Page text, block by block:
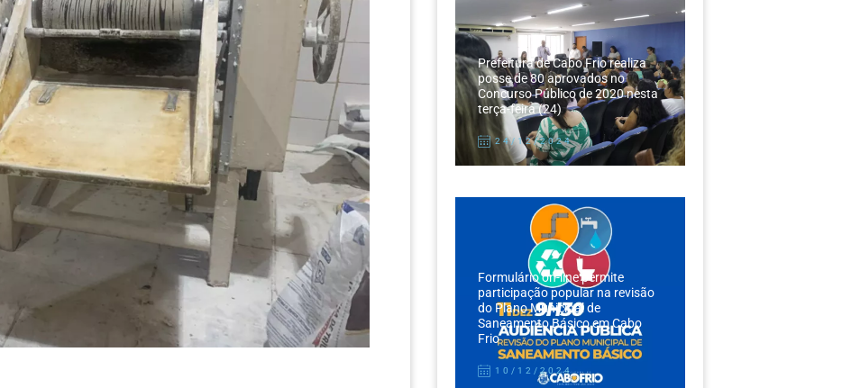
Prefeitura de Cabo Frio realiza
posse de 80 aprovados no
Concurso Público de 2020 nesta
terça-feira (24)
24/12/2024
Formulário on-line permite
participação popular na revisão
do Plano Municipal de
Saneamento Básico em Cabo
Frio
10/12/2024